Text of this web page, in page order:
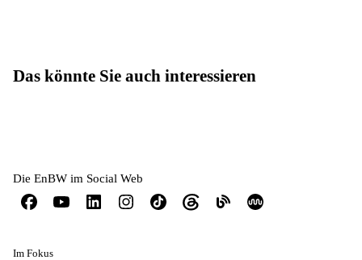
Das könnte Sie auch interessieren
Die EnBW im Social Web
Im Fokus